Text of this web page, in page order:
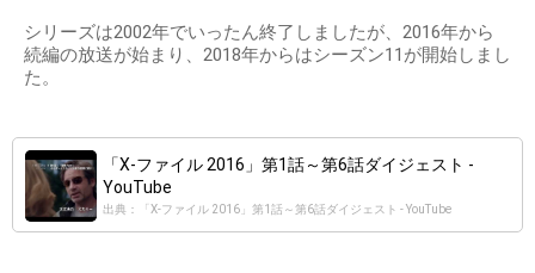
シリーズは2002年でいったん終了しましたが、2016年から
続編の放送が始まり、2018年からはシーズン11が開始しまし
た。
「X-ファイル 2016」第1話～第6話ダイジェスト -
YouTube
出典：「X-ファイル 2016」第1話～第6話ダイジェスト - YouTube